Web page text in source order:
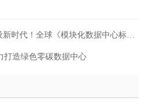
上一篇：开启模块化机房建设新时代！全球《模块化数据中心标准》正式发布
打造绿色零碳数据中心